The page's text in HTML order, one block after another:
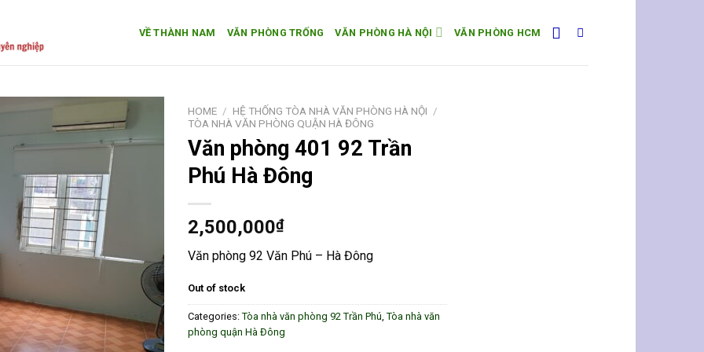
VỀ THÀNH NAM VĂN PHÒNG TRỐNG VĂN PHÒNG HÀ NỘI VĂN PHÒNG HCM
Add to
HOME / HỆ THỐNG TÒA NHÀ VĂN PHÒNG HÀ NỘI /
TÒA NHÀ VĂN PHÒNG QUẬN HÀ ĐÔNG
Văn phòng 401 92 Trần
Phú Hà Đông
2,500,000₫
Văn phòng 92 Văn Phú – Hà Đông
Out of stock
Categories: Tòa nhà văn phòng 92 Trần Phú, Tòa nhà văn
phòng quận Hà Đông